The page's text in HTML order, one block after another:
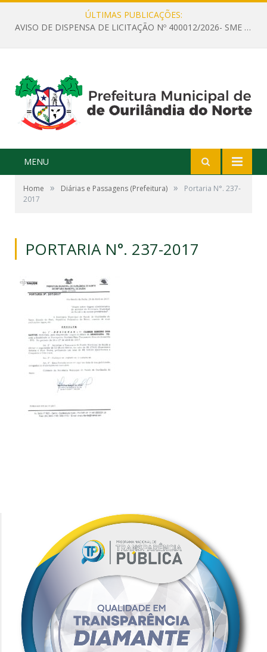
ÚLTIMAS PUBLICAÇÕES:
AVISO DE DISPENSA DE LICITAÇÃO Nº 400012/2026- SME – CONTRATAÇÃO DE EMPRESA ESPECIALIZADA PARA LOCAÇÃO DE ÔNIBUS EXECUTIVO COM CAPACIDADE DE 60 (SESSENTA) POLTRONAS, PARA TRANSPORTAR PROFESSORES RESPONSÁVEIS E ALUNOS PARA BRASÍLIA, COM SAÍDA DIA 10/08/2026 E RETORNO DIA 14/08/2026
MENU
Home » Diárias e Passagens (Prefeitura) »
Portaria N°. 237-
2017
PORTARIA N°. 237-2017